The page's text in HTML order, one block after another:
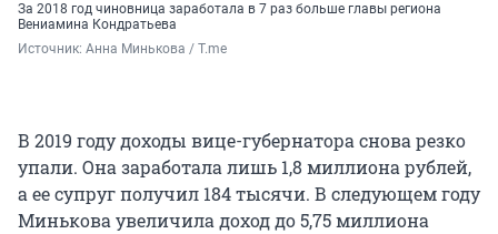
За 2018 год чиновница заработала в 7 раз больше главы региона
Вениамина Кондратьева
Источник: Анна Минькова / T.me
В 2019 году доходы вице-губернатора снова резко
упали. Она заработала лишь 1,8 миллиона рублей,
а ее супруг получил 184 тысячи. В следующем году
Минькова увеличила доход до5,75миллиона